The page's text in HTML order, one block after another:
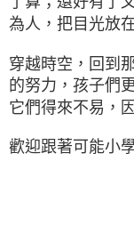
為人，把目光放
穿越時空，回到
的努力，孩子們
它們得來不易，
歡迎跟著可能小